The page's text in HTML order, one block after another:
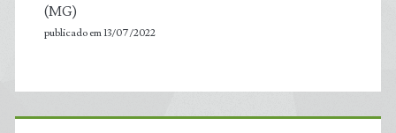
(MG)
publicado em 13/07/2022